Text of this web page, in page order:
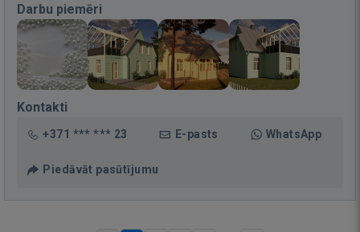
Darbu piemēri
Kontakti
+371 *** *** 23 E-pasts WhatsApp
Piedāvāt pasūtījumu